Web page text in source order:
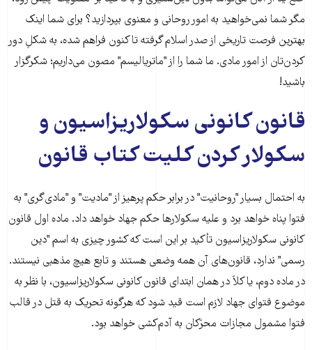
مگر شما نمی‌خواهید به امور روحانی و معنوی بپردازید؟ برای شما اینک
بهترین فرصت تاریخی از صدر اسلام گرفته تا کنون فراهم شده، به شکلِ دور
کردن‌تان از امور مادی. ما شما را از "ماتریالیسم" مصون می‌داریم؛ شکرگزار
باشید!
قانون کانونی سکولاریزاسیون و
سکولار کردن کلیت کتاب قانون
به احتمال بسیار "روحانیت" در برابر حکم پرهیز از "مادیت" و "مادی‌گری" به
فتوا پناه خواهد برد و علیه سکولارها حکم جهاد خواهد داد. ماده اول قانون
کانونی سکولاریزاسیون تأکید بر این است که کشور چیزی به اسم "دین
رسمی" ندارد، قانون‌های آن همه وضعی هستند و تابع هیچ مذهبی نیستند.
در ماده دوم، یا کلاّ در همان ابتدای قانون کانونی سکولاریزاسیون، با نظر به
موضوع فتوای جهاد لازم است قید شود که هرگونه تحریک به قتل در قالب
فتوا مشمول مجازات محرّکان به آدم‌کشی خواهد بود.